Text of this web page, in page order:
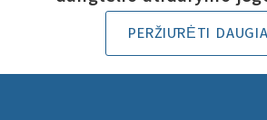
PERŽIŪRĖTI